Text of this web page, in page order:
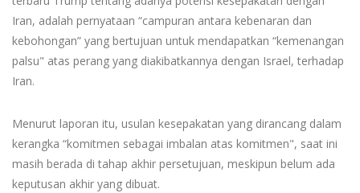
Iran, adalah pernyataan “campuran antara kebenaran dan
kebohongan” yang bertujuan untuk mendapatkan “kemenangan
palsu" atas perang yang diakibatkannya dengan Israel, terhadap
Iran.
Menurut laporan itu, usulan kesepakatan yang dirancang dalam
kerangka “komitmen sebagai imbalan atas komitmen", saat ini
masih berada di tahap akhir persetujuan, meskipun belum ada
keputusan akhir yang dibuat.